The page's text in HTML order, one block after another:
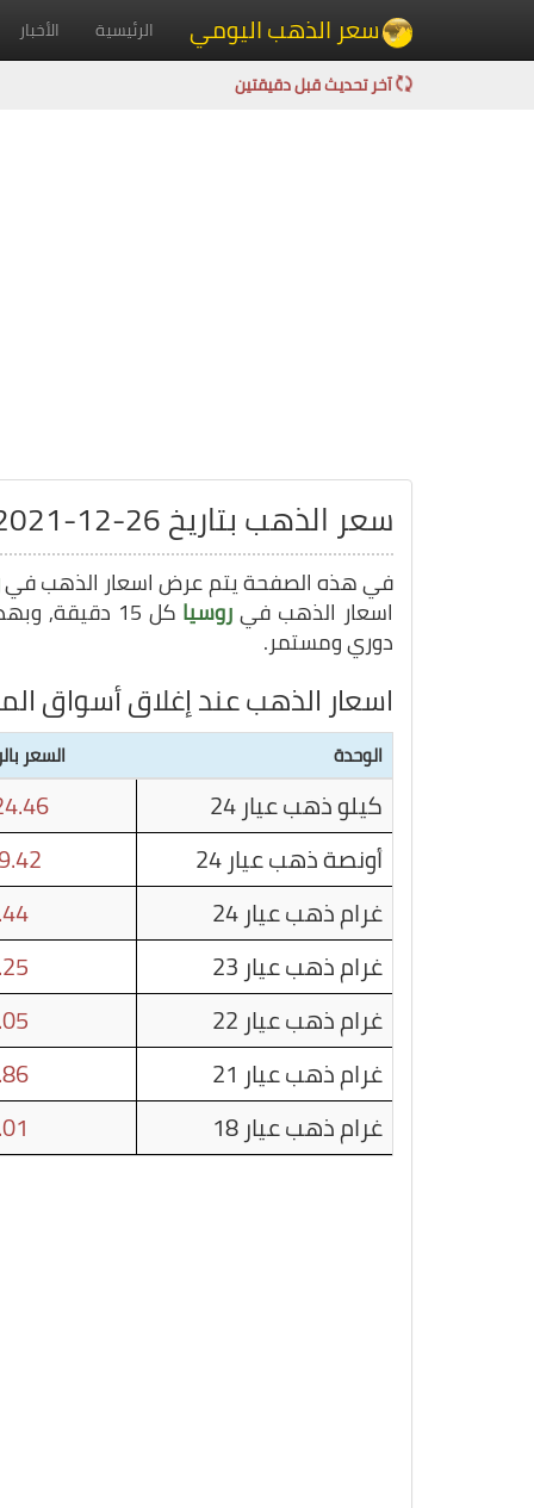
سعر الذهب اليومي الرئيسية الأخبار
آخر تحديث قبل دقيقتين
سعر الذهب بتاريخ 26-12-2021 في روسيا بالروبل الروسي
في هذه الصفحة يتم عرض اسعار الذهب في
اسعار الذهب فيروسيا كل 15 دقيقة, وبهذا يمكنك متابعة سعر غرام الذهب في
دوري ومستمر.
اسعار الذهب عند إغلاق أسواق
الوحدة السعر
كيلو ذهب عيار 24
أونصة ذهب عيار 24
غرام ذهب عيار 24
غرام ذهب عيار 23
غرام ذهب عيار 22
غرام ذهب عيار 21
غرام ذهب عيار 18